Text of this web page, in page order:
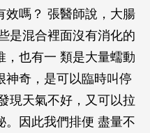
效嗎？ 張醫師說，大腸
是混合裡面沒有消化的
，也有一 類是大量蠕動
神奇，是可以臨時叫停
現天氣不好，又可以拉
。因此我們排便 盡量不